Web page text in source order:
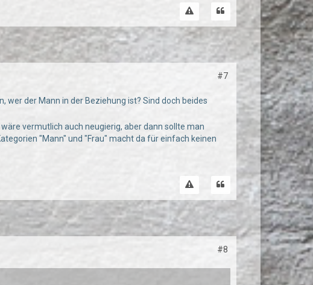
#7
wer der Mann in der Beziehung ist? Sind doch beides
vermutlich auch neugierig, aber dann sollte man
"Mann" und "Frau" macht da für einfach keinen
#8